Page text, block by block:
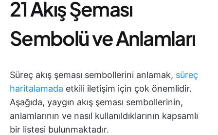
21 Akış Şeması
Sembolü ve Anlamları
Süreç akış şeması sembollerini anlamak, süreç
haritalamada etkili iletişim için çok önemlidir.
Aşağıda, yaygın akış şeması sembollerinin,
anlamlarının ve nasıl kullanıldıklarının kapsamlı
bir listesi bulunmaktadır.